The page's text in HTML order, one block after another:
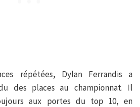
répétées, Dylan Ferrandis a
des places au championnat. Il
aux portes du top 10, en